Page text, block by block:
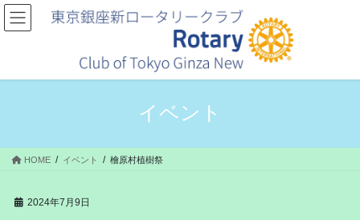
コ
ン
ナ
ビ
イベント
HOME イベント 檜原村植樹祭
2024年7月9日